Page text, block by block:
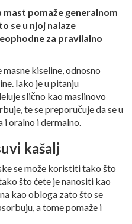
mast pomaže generalnom
se u njoj nalaze
za pravilalno
kiseline, odnosno
Iako je u pitanju
slično kao maslinovo
te se preporučuje da se u
i oralno i dermalno.
kašalj
se može koristiti tako što
što ćete je nanositi kao
kao obloga zato što se
a tome pomaže i